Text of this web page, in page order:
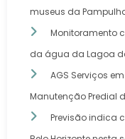
museus da
Monitoramento
da água da Lagoa
AGS Serviços
Manutenção Predial
Previsão indica